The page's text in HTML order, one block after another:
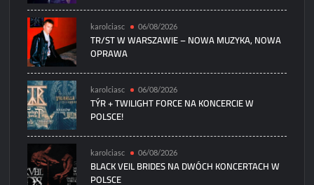
karolciasc 06/08/2026
TR/ST W WARSZAWIE – NOWA MUZYKA, NOWA
OPRAWA
karolciasc 06/08/2026
TÝR + TWILIGHT FORCE NA KONCERCIE W
POLSCE!
karolciasc 06/08/2026
BLACK VEIL BRIDES NA DWÓCH KONCERTACH W
POLSCE